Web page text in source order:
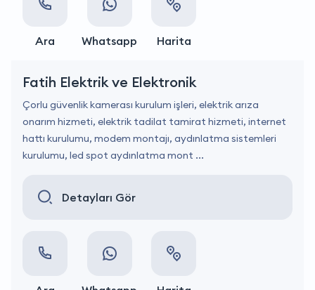
Ara Whatsapp Harita
Fatih Elektrik ve Elektronik
Çorlu güvenlik kamerası kurulum işleri, elektrik arıza
onarım hizmeti, elektrik tadilat tamirat hizmeti, internet
hattı kurulumu, modem montajı, aydınlatma sistemleri
kurulumu, led spot aydınlatma mont ...
Detayları Gör